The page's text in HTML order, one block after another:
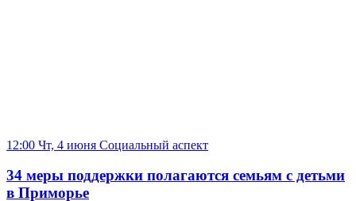
12:00 Чт, 4 июня Социальный аспект
34 меры поддержки полагаются семьям с детьми
в Приморье